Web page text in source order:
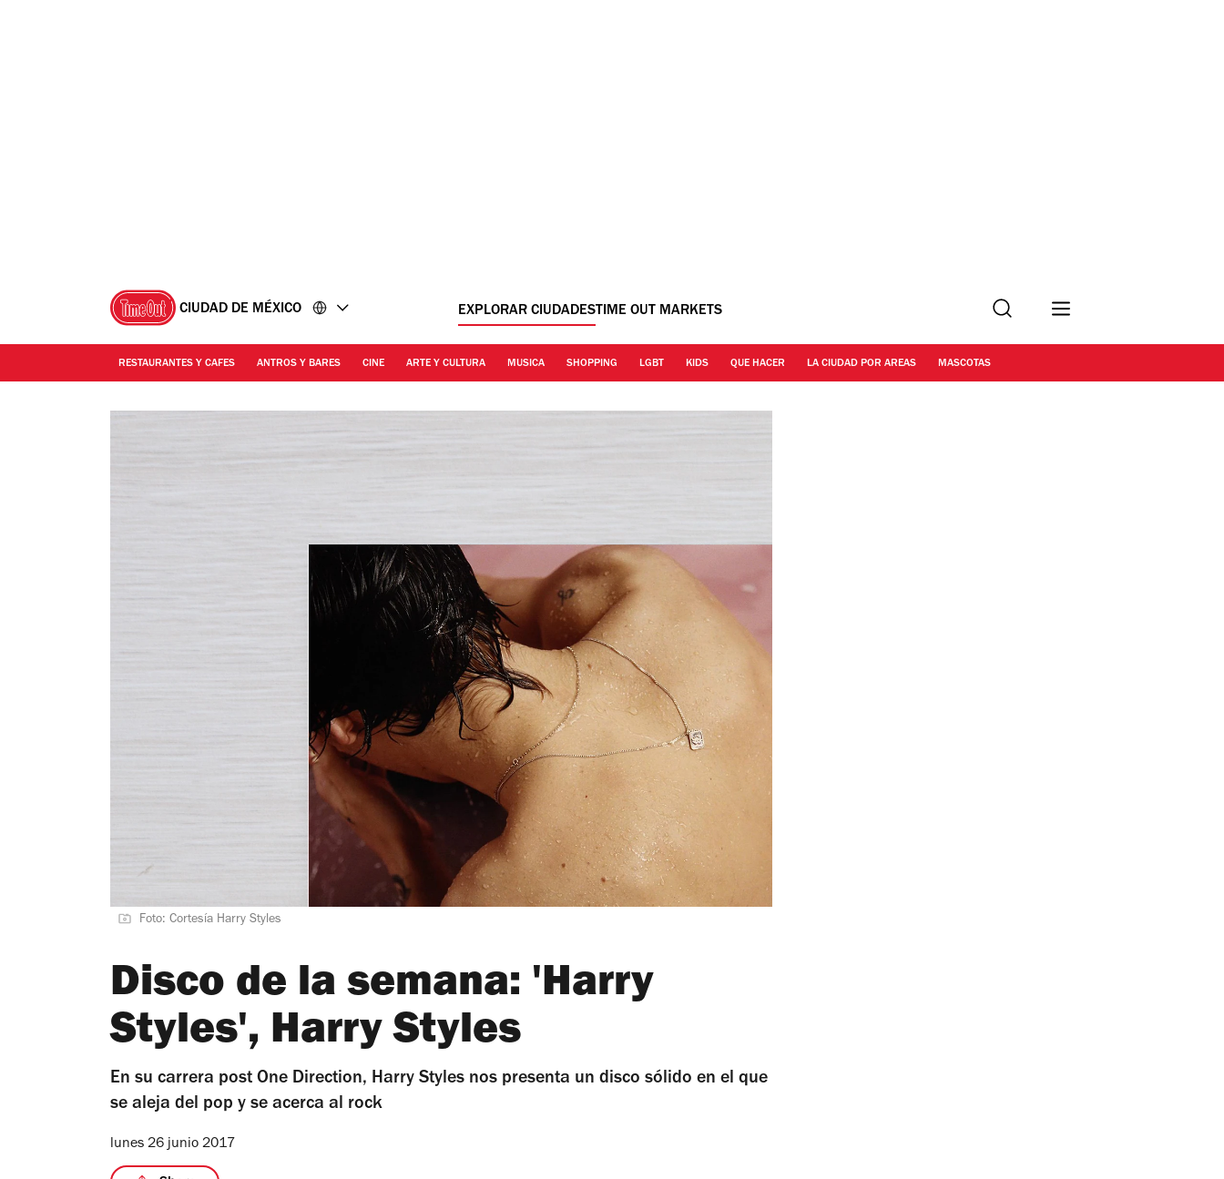
CIUDAD DE MÉXICO EXPLORAR CIUDADESTIME OUT MARKETS Buscar
RESTAURANTES Y CAFES ANTROS Y BARES CINE ARTE Y CULTURA MUSICA SHOPPING LGBT KIDS QUE HACER LA CIUDAD POR AREAS MASCOTAS
Foto: Cortesía Harry Styles
Disco de la semana: 'Harry
Styles', Harry Styles
En su carrera post One Direction, Harry Styles nos presenta un disco sólido en el que
se aleja del pop y se acerca al rock
lunes 26 junio 2017